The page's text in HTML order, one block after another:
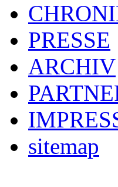
PRESSE
ARCHIV
sitemap